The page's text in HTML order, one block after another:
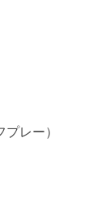
レー）